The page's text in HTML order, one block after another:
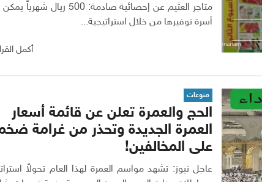
متاجر العثيم عن إحصائية صادمة: 500 ريال
أسرة توفيرها من خلال استراتيجية...
أكمل
منوعات
الحج والعمرة تعلن عن قائمة أسعار
العمرة الجديدة وتحذر من غرامة
على المخالفين!
عاجل نيوز: تشهد مواسم العمرة لهذا العام تحولاً